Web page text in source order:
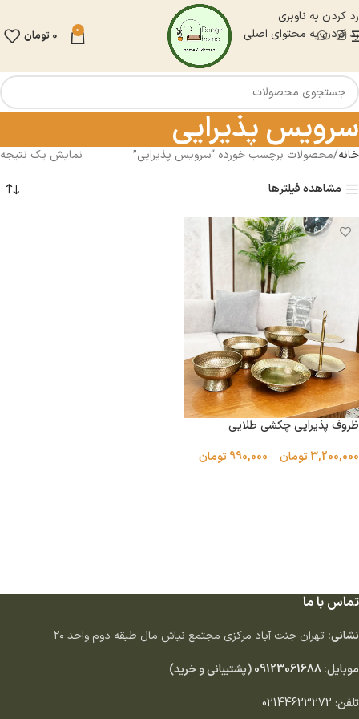
رد کردن به ناوبری
رد کردن به محتوای اصلی
0
0 تومان
سرویس پذیرایی
خانه محصولات برچسب خورده “سرویس پذیرایی”
نمایش یک نتیجه
مشاهده فیلترها
ظروف پذیرایی چکشی طلایی
3,200,000تومان–
990,000تومان
تماس با ما
نشانی: تهران جنت آباد مركزى مجتمع نياش مال طبقه دوم واحد ٢٠
موبایل:09123061688(پشتیبانی و خرید)
تلفن:
02144623272